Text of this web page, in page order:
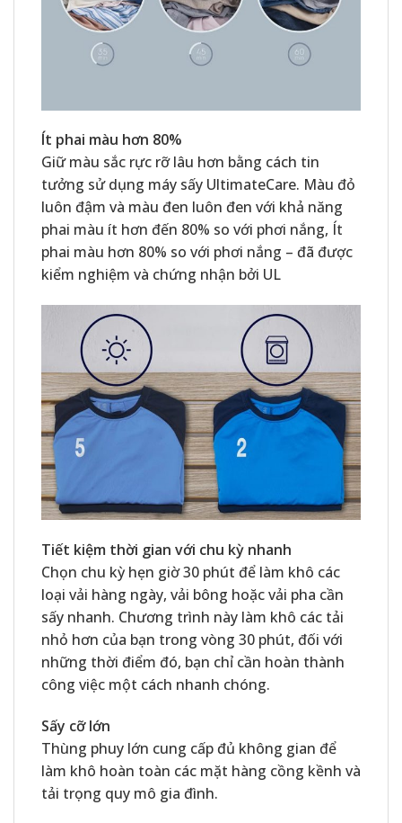
Ít phai màu hơn 80%
Giữ màu sắc rực rỡ lâu hơn bằng cách tin
tưởng sử dụng máy sấy UltimateCare. Màu đỏ
luôn đậm và màu đen luôn đen với khả năng
phai màu ít hơn đến 80% so với phơi nắng, Ít
phai màu hơn 80% so với phơi nắng – đã được
kiểm nghiệm và chứng nhận bởi UL
Tiết kiệm thời gian với chu kỳ nhanh
Chọn chu kỳ hẹn giờ 30 phút để làm khô các
loại vải hàng ngày, vải bông hoặc vải pha cần
sấy nhanh. Chương trình này làm khô các tải
nhỏ hơn của bạn trong vòng 30 phút, đối với
những thời điểm đó, bạn chỉ cần hoàn thành
công việc một cách nhanh chóng.
Sấy cỡ lớn
Thùng phuy lớn cung cấp đủ không gian để
làm khô hoàn toàn các mặt hàng cồng kềnh và
tải trọng quy mô gia đình.